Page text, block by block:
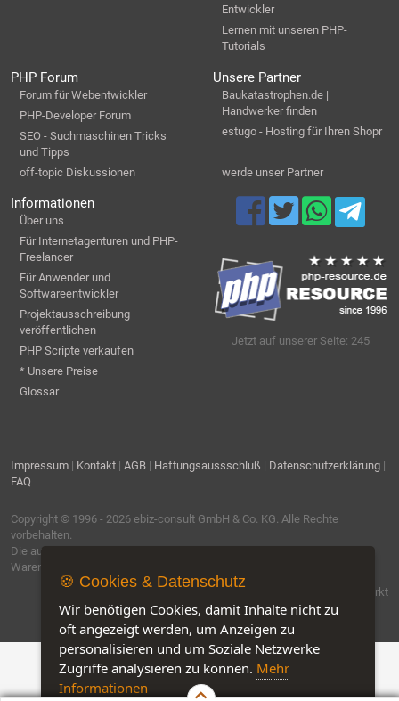
Entwickler
Lernen mit unseren PHP-
Tutorials
PHP Forum
Forum für Webentwickler
PHP-Developer Forum
SEO - Suchmaschinen Tricks
und Tipps
off-topic Diskussionen
Unsere Partner
Baukatastrophen.de |
Handwerker finden
estugo - Hosting für Ihren Shopr
werde unser Partner
Informationen
Über uns
Für Internetagenturen und PHP-
Freelancer
Für Anwender und
Softwareentwickler
Projektausschreibung
veröffentlichen
PHP Scripte verkaufen
* Unsere Preise
Glossar
Jetzt auf unserer Seite: 245
Impressum | Kontakt | AGB | Haftungsaussschluß | Datenschutzerklärung |
FAQ
Copyright © 1996 - 2026 ebiz-consult GmbH & Co. KG . Alle Rechte
vorbehalten.
Die auf dieser Seite verwendeten Produktbezeichnungen, Namen und
Warenzeichen sind Eigentum der jeweiligen Firmen.
Software by IQ-Markt
🍪 Cookies & Datenschutz
Wir benötigen Cookies, damit Inhalte nicht zu
oft angezeigt werden, um Anzeigen zu
personalisieren und um Soziale Netzwerke
Zugriffe analysieren zu können. Mehr
Informationen